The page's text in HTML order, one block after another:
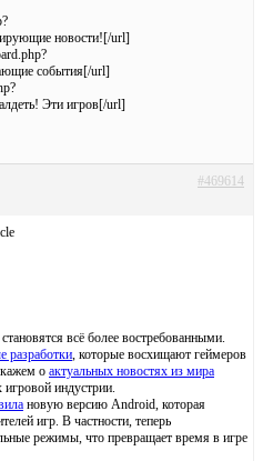
новости![/url]
события[/url]
Эти игров[/url]
#469614
всё более востребованными.
разработки, которые восхищают геймеров
о актуальных новостях из мира
индустрии.
новую версию Android, которая
игр. В частности, теперь
режимы, что превращает время в игре